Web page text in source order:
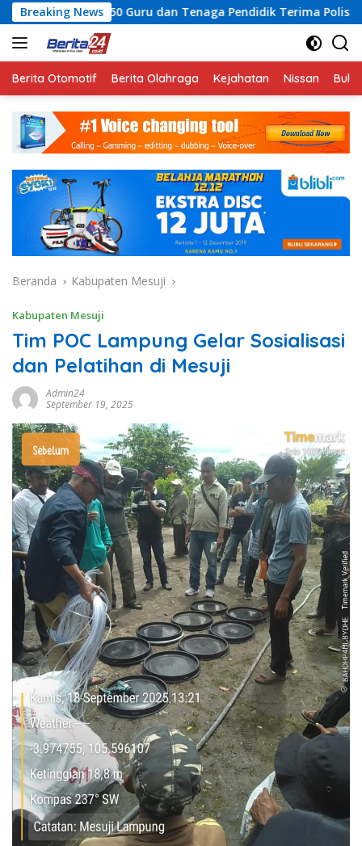
Langsung
ke
konten
Breaking News
dan Tenaga Pendidik Terima Polis Asuransi Jiwa
Berita Otomotif Berita Olahraga Kejahatan Nissan
Beranda Kabupaten Mesuji
Kabupaten Mesuji
Tim POC Lampung Gelar Sosialisasi
dan Pelatihan di Mesuji
Admin24
September 19, 2025